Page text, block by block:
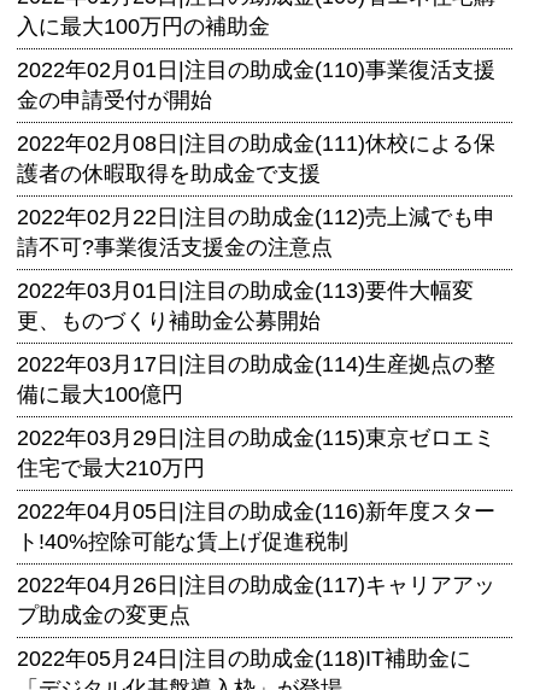
入に最大100万円の補助金
2022年02月01日| 注目の助成金(110)事業復活支援
金の申請受付が開始
2022年02月08日| 注目の助成金(111)休校による保
護者の休暇取得を助成金で支援
2022年02月22日| 注目の助成金(112)売上減でも申
請不可?事業復活支援金の注意点
2022年03月01日| 注目の助成金(113)要件大幅変
更、ものづくり補助金公募開始
2022年03月17日| 注目の助成金(114)生産拠点の整
備に最大100億円
2022年03月29日| 注目の助成金(115)東京ゼロエミ
住宅で最大210万円
2022年04月05日| 注目の助成金(116)新年度スター
ト!40%控除可能な賃上げ促進税制
2022年04月26日| 注目の助成金(117)キャリアアッ
プ助成金の変更点
2022年05月24日| 注目の助成金(118)IT補助金に